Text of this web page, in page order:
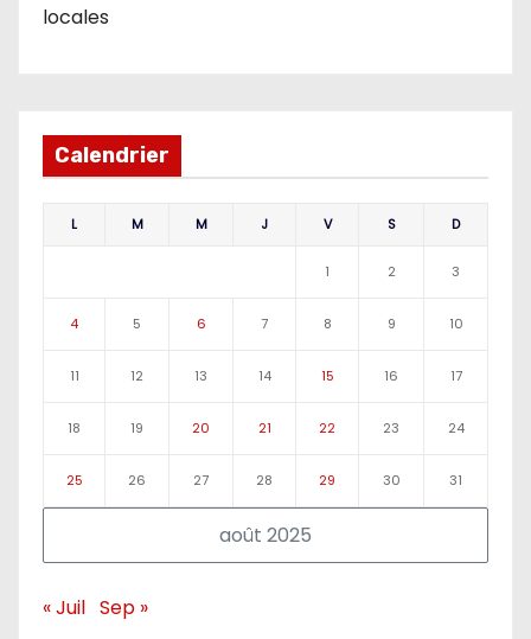
locales
Calendrier
août 2025
L M M J V S D
1 2 3
4 5 6 7 8 9 10
11 12 13 14 15 16 17
18 19 20 21 22 23 24
25 26 27 28 29 30 31
« Juil Sep »